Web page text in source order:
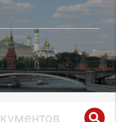
Соколв